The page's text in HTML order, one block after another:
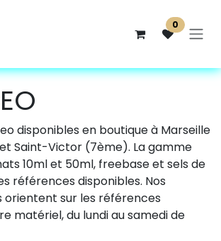
0
disponibles en boutique à Marseille
Saint-Victor (7ème). La gamme
10ml et 50ml, freebase et sels de
références disponibles. Nos
orientent sur les références
matériel, du lundi au samedi de